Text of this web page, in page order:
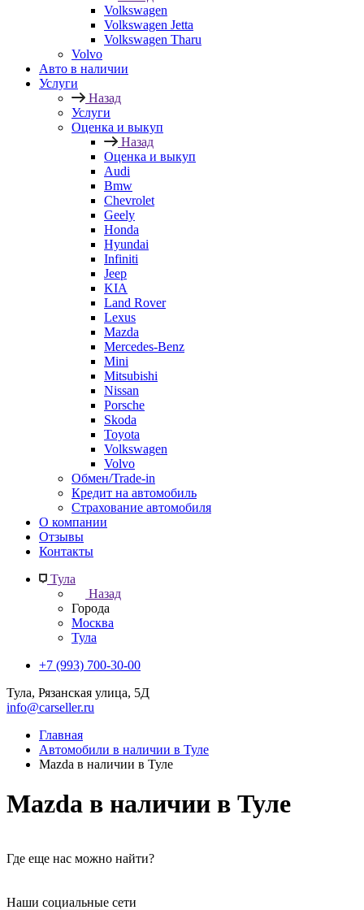
Volkswagen
Volkswagen Jetta
Volkswagen Tharu
Volvo
Авто в наличии
Услуги
Назад
Услуги
Оценка и выкуп
Назад
Оценка и выкуп
Audi
Bmw
Chevrolet
Geely
Honda
Hyundai
Infiniti
Jeep
KIA
Land Rover
Lexus
Mazda
Mercedes-Benz
Mini
Mitsubishi
Nissan
Porsche
Skoda
Toyota
Volkswagen
Volvo
Обмен/Trade-in
Кредит на автомобиль
Страхование автомобиля
О компании
Отзывы
Контакты
Тула
Назад
Города
Москва
Тула
+7 (993) 700-30-00
Тула, Рязанская улица, 5Д
info@carseller.ru
Главная
Автомобили в наличии в Туле
Mazda в наличии в Туле
Mazda в наличии в Туле
Где еще нас можно найти?
Наши социальные сети